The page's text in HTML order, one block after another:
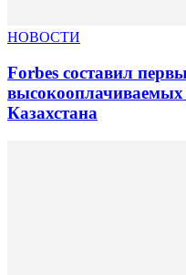
НОВОСТИ
Forbes составил
Казахстана